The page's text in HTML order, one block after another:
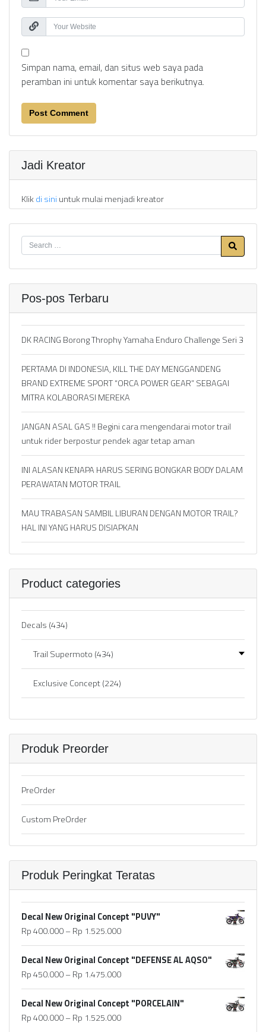
Simpan nama, email, dan situs web saya pada
peramban ini untuk komentar saya berikutnya.
Jadi Kreator
Klikdi siniuntuk mulai menjadi kreator
Pos-pos Terbaru
DK RACING Borong Throphy Yamaha Enduro Challenge Seri 3
PERTAMA DI INDONESIA, KILL THE DAY MENGGANDENG
BRAND EXTREME SPORT “ORCA POWER GEAR” SEBAGAI
MITRA KOLABORASI MEREKA
JANGAN ASAL GAS !! Begini cara mengendarai motor trail
untuk rider berpostur pendek agar tetap aman
INI ALASAN KENAPA HARUS SERING BONGKAR BODY DALAM
PERAWATAN MOTOR TRAIL
MAU TRABASAN SAMBIL LIBURAN DENGAN MOTOR TRAIL?
HAL INI YANG HARUS DISIAPKAN
Product categories
Decals(434)
Trail Supermoto(434)
Exclusive Concept(224)
Produk Preorder
PreOrder
Custom PreOrder
Produk Peringkat Teratas
Decal New Original Concept "PUVY"
Rp400.000–Rp 1.525.000
Decal New Original Concept "DEFENSE AL AQSO"
Rp450.000–Rp 1.475.000
Decal New Original Concept "PORCELAIN"
Rp400.000–Rp 1.525.000